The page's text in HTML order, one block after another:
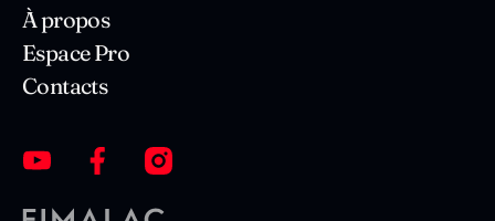
À propos
Espace Pro
Contacts